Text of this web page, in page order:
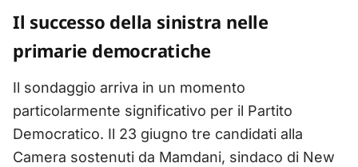
Il successo della sinistra nelle
primarie democratiche
Il sondaggio arriva in un momento
particolarmente significativo per il Partito
Democratico. Il 23 giugno tre candidati alla
Camera sostenuti da Mamdani, sindaco di New